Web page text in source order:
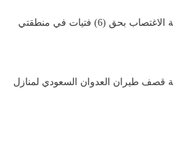
بيان إدانة جريمة الاغتصاب بحق (6) فتيات في منطقتي
قصف طيران العدوان السعودي لمنازل